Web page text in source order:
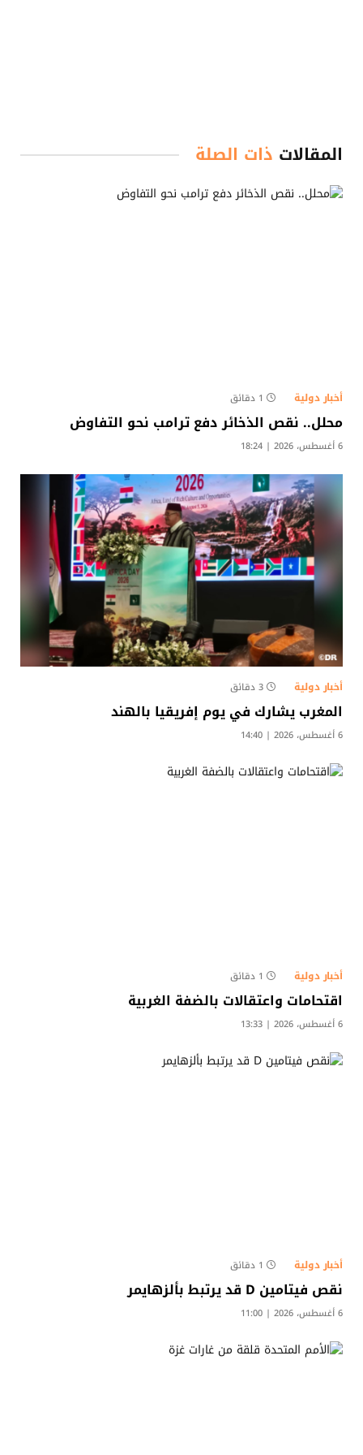
المقالات ذات الصلة
أخبار دولية 1 دقائق
محلل.. نقص الذخائر دفع ترامب نحو التفاوض
6 أغسطس، 2026 | 18:24
أخبار دولية 3 دقائق
المغرب يشارك في يوم إفريقيا بالهند
6 أغسطس، 2026 | 14:40
أخبار دولية 1 دقائق
اقتحامات واعتقالات بالضفة الغربية
6 أغسطس، 2026 | 13:33
أخبار دولية 1 دقائق
نقص فيتامين D قد يرتبط بألزهايمر
6 أغسطس، 2026 | 11:00